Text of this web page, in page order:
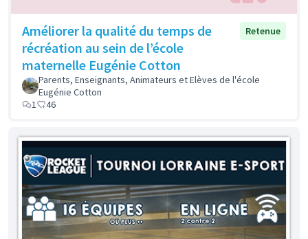
Améliorer la qualité du temps de
récréation au sein de l’école
maternelle Eugénie Cotton
Retenue
Parents, Enseignants, Animateurs et Elèves de l'école
Eugénie Cotton
1
46